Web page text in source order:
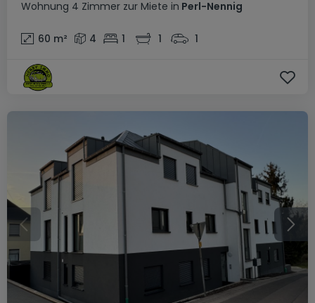
Wohnung 4 Zimmer zur Miete in Perl-Nennig
60 m² 4 1 1 1